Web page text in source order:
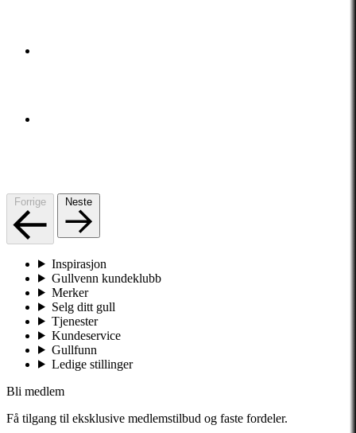
Forrige Neste
Inspirasjon
Gullvenn kundeklubb
Merker
Selg ditt gull
Tjenester
Kundeservice
Gullfunn
Ledige stillinger
Bli medlem
Få tilgang til eksklusive medlemstilbud og faste fordeler.